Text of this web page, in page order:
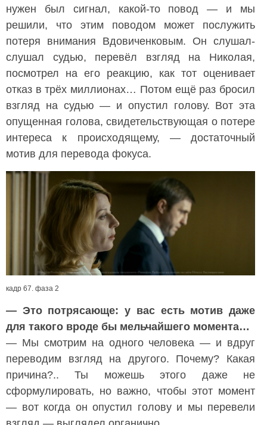
нужен был сигнал, какой-то повод — и мы
решили, что этим поводом может послужить
потеря внимания Вдовиченковым. Он слушал-
слушал судью, перевёл взгляд на Николая,
посмотрел на его реакцию, как тот оценивает
отказ в трёх миллионах… Потом ещё раз бросил
взгляд на судью — и опустил голову. Вот эта
опущенная голова, свидетельствующая о потере
интереса к происходящему, — достаточный
мотив для перевода фокуса.
кадр 67. фаза 2
— Это потрясающе: у вас есть мотив даже
для такого вроде бы мельчайшего момента…
— Мы смотрим на одного человека — и вдруг
переводим взгляд на другого. Почему? Какая
причина?.. Ты можешь этого даже не
сформулировать, но важно, чтобы этот момент
— вот когда он опустил голову и мы перевели